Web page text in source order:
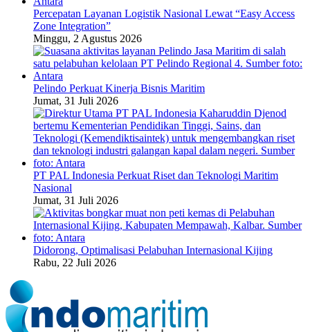
Percepatan Layanan Logistik Nasional Lewat “Easy Access
Zone Integration”
Minggu, 2 Agustus 2026
Pelindo Perkuat Kinerja Bisnis Maritim
Jumat, 31 Juli 2026
PT PAL Indonesia Perkuat Riset dan Teknologi Maritim
Nasional
Jumat, 31 Juli 2026
Didorong, Optimalisasi Pelabuhan Internasional Kijing
Rabu, 22 Juli 2026